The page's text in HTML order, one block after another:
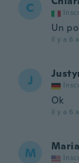
C
Un
il y a 6
J
Ok
il y a 6
M Maria